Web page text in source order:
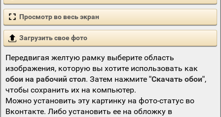
Просмотр во весь экран
Загрузить свое фото
Передвигая желтую рамку выберите область
изображения, которую вы хотите использовать как
обои на рабочий стол. Затем нажмите "Скачать обои",
чтобы сохранить их на компьютер.
Можно установить эту картинку на фото-статус во
Вконтакте. Либо установить ее на обложку в